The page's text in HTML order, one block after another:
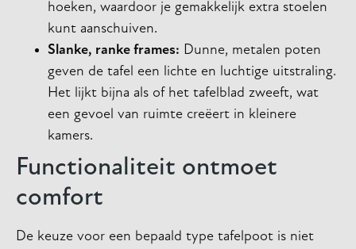
hoeken, waardoor je gemakkelijk extra stoelen
kunt aanschuiven.
Slanke, ranke frames: Dunne, metalen poten
geven de tafel een lichte en luchtige uitstraling.
Het lijkt bijna als of het tafelblad zweeft, wat
een gevoel van ruimte creëert in kleinere
kamers.
Functionaliteit ontmoet
comfort
De keuze voor een bepaald type tafelpoot is niet